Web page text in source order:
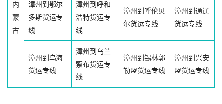
内
蒙
古
漳州到鄂尔
多斯货运专
线
漳州到呼和
浩特货运专
线
漳州到呼伦贝
尔货运专线
漳州到通辽
货运专线
漳州到乌海
货运专线
漳州到乌兰
察布货运专
线
漳州到锡林郭
勒盟货运专线
漳州到兴安
盟货运专线